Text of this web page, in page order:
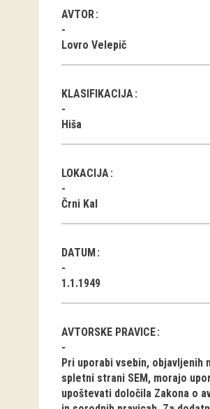
AVTOR
Lovro Velepič
KLASIFIKACIJA
Hiša
LOKACIJA
Črni Kal
DATUM
1.1.1949
AVTORSKE PRAVICE
Pri uporabi vsebin, objavljenih
spletni strani SEM, morajo
upoštevati določila Zakona o